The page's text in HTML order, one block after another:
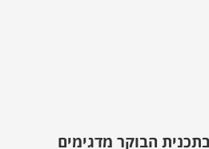
הבוקר מדגימים